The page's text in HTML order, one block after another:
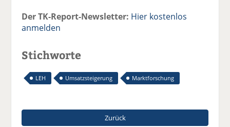
Der TK-Report-Newsletter: Hier kostenlos
anmelden
Stichworte
LEH Umsatzsteigerung Marktforschung
Zurück